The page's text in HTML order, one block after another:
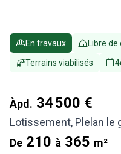
En travaux
Libre
Terrains viabilisés
Àpd. 34 500 €
Lotissement, Plelan le
De 210 à 365 m²